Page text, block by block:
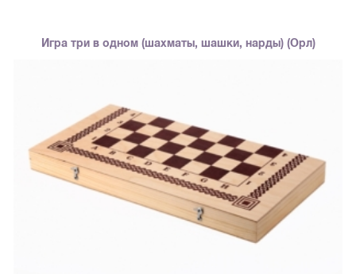
Игра три в одном (шахматы, шашки, нарды) (Орл)